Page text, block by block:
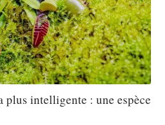
plus intelligente : une espèce